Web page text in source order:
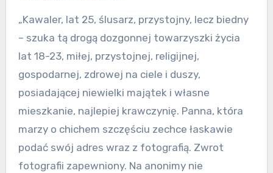
„Kawaler, lat 25, ślusarz, przystojny, lecz biedny
– szuka tą drogą dozgonnej towarzyszki życia
lat 18-23, miłej, przystojnej, religijnej,
gospodarnej, zdrowej na ciele i duszy,
posiadającej niewielki majątek i własne
mieszkanie, najlepiej krawczynię. Panna, która
marzy o chichem szczęściu zechce łaskawie
podać swój adres wraz z fotografią. Zwrot
fotografii zapewniony. Na anonimy nie